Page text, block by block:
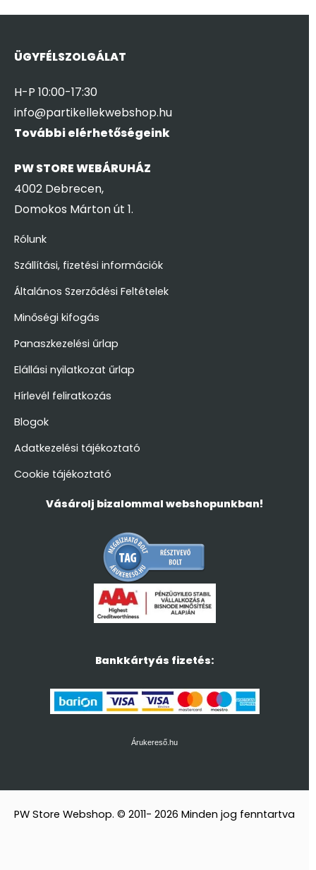
ÜGYFÉLSZOLGÁLAT
H-P 10:00-17:30
info@partikellekwebshop.hu
További elérhetőségeink
PW STORE WEBÁRUHÁZ
4002 Debrecen,
Domokos Márton út 1.
Rólunk
Szállítási, fizetési információk
Általános Szerződési Feltételek
Minőségi kifogás
Panaszkezelési űrlap
Elállási nyilatkozat űrlap
Hírlevél feliratkozás
Blogok
Adatkezelési tájékoztató
Cookie tájékoztató
Vásárolj bizalommal webshopunkban!
Bankkártyás fizetés:
Árukereső.hu
PW Store Webshop. © 2011- 2026 Minden jog fenntartva